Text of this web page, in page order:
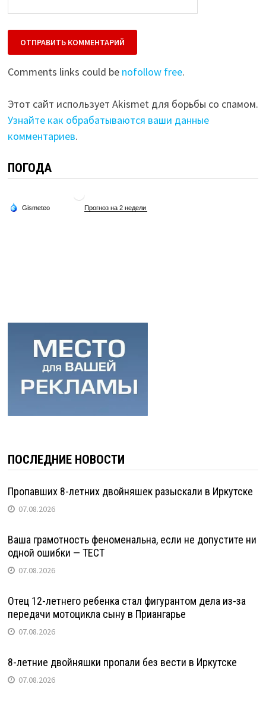
Comments links could be nofollow free.
Этот сайт использует Akismet для борьбы со спамом.
Узнайте как обрабатываются ваши данные
комментариев.
ПОГОДА
ПОСЛЕДНИЕ НОВОСТИ
Пропавших 8-летних двойняшек разыскали в Иркутске
07.08.2026
Ваша грамотность феноменальна, если не допустите ни
одной ошибки — ТЕСТ
07.08.2026
Отец 12-летнего ребенка стал фигурантом дела из-за
передачи мотоцикла сыну в Приангарье
07.08.2026
8-летние двойняшки пропали без вести в Иркутске
07.08.2026